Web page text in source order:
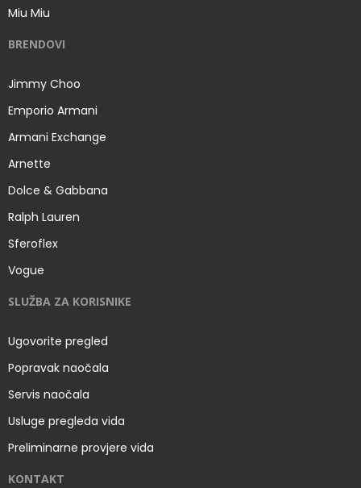
Miu Miu
BRENDOVI
Jimmy Choo
Emporio Armani
Armani Exchange
Arnette
Dolce & Gabbana
Ralph Lauren
Sferoflex
Vogue
SLUŽBA ZA KORISNIKE
Ugovorite pregled
Popravak naočala
Servis naočala
Usluge pregleda vida
Preliminarne provjere vida
KONTAKT